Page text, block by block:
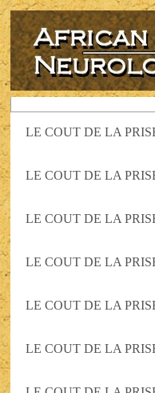
LE COUT DE LA
LE COUT DE LA
LE COUT DE LA
LE COUT DE LA
LE COUT DE LA
LE COUT DE LA